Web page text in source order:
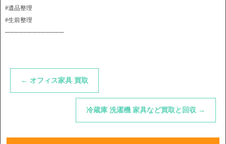
#遺品整理
#生前整理
─────────────
← オフィス家具 買取
冷蔵庫 洗濯機 家具など買取と回収 →